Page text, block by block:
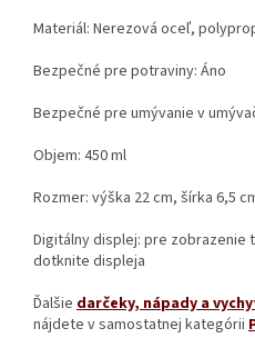
Materiál: Nerezová oceľ,
Bezpečné pre potraviny: Áno
Bezpečné pre umývanie v
Objem: 450 ml
Rozmer: výška 22 cm, šírka 6,5
Digitálny displej: pre zobrazenie
dotknite displeja
Ďalšie darčeky, nápady a
nájdete v samostatnej kategórii